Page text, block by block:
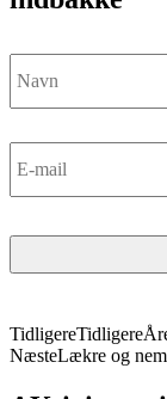
Navn *
E-
mail *
TidligereTidligere
NæsteLækre og